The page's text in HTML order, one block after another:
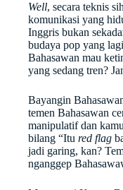
Well, secara teknis
komunikasi yang
Inggris bukan
budaya pop yang lagi
Bahasawan mau
yang sedang tren?
Bayangin
temen Bahasawan
manipulatif dan
bilang “Itu red flag
jadi garing, kan?
nganggep